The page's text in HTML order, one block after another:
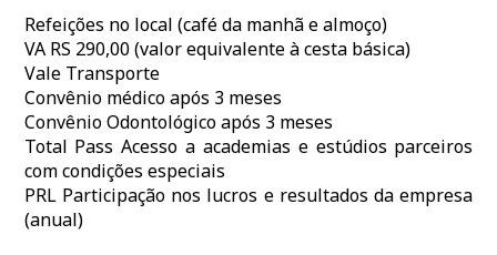
Refeições no local (café da manhã e almoço)
VA RS 290,00 (valor equivalente à cesta básica)
Vale Transporte
Convênio médico após 3 meses
Convênio Odontológico após 3 meses
Total Pass Acesso a academias e estúdios parceiros
com condições especiais
PRL Participação nos lucros e resultados da empresa
(anual)